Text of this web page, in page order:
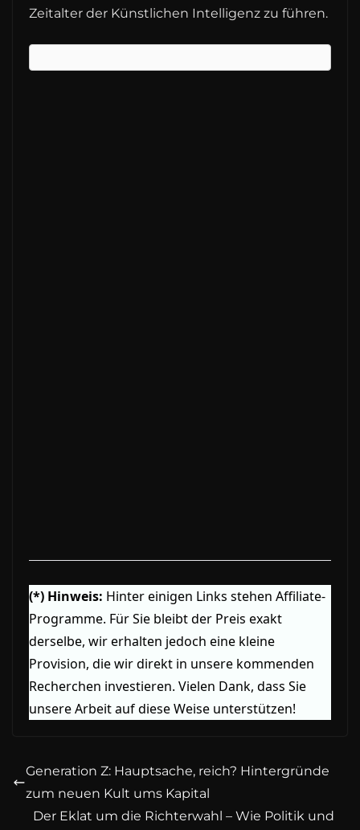
Zeitalter der Künstlichen Intelligenz zu führen.
(*) Hinweis: Hinter einigen Links stehen Affiliate-
Programme. Für Sie bleibt der Preis exakt
derselbe, wir erhalten jedoch eine kleine
Provision, die wir direkt in unsere kommenden
Recherchen investieren. Vielen Dank, dass Sie
unsere Arbeit auf diese Weise unterstützen!
Generation Z: Hauptsache, reich? Hintergründe
zum neuen Kult ums Kapital
Der Eklat um die Richterwahl – Wie Politik und